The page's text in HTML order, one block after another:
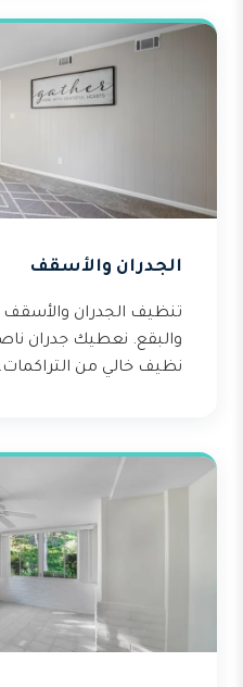
الجدران والأسقف
تنظيف الجدران والأسقف
والبقع. نعطيك جدران
نظيف خالي من التراكمات.